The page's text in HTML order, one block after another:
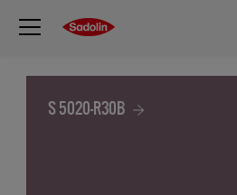
S 5020-R30B